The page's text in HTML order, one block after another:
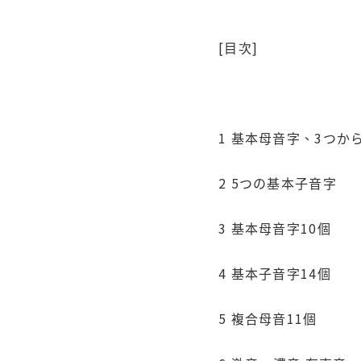
[目次]
1 基本母音字、3つか
2 5つの基本子音字
3 基本母音字10個
4 基本子音字14個
5 複合母音11個